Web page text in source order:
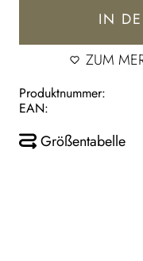
IN
ZUM
Produktnummer:
EAN:
Größentabelle